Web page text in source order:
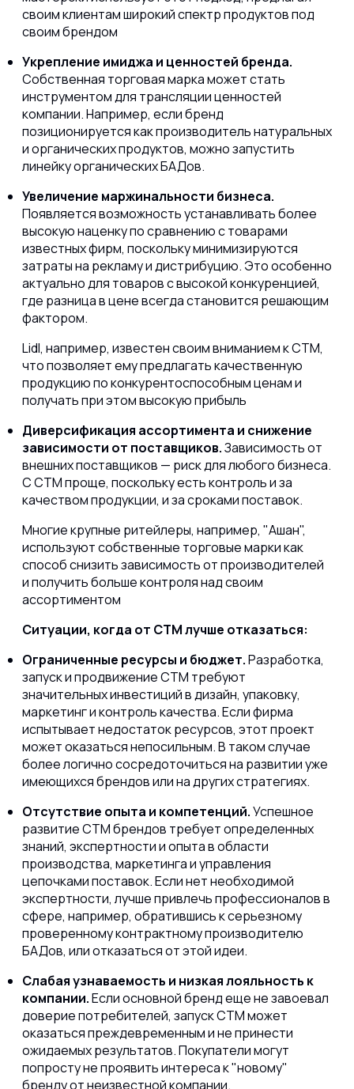
своим клиентам широкий спектр продуктов под
своим брендом
Укрепление имиджа и ценностей бренда.
Собственная торговая марка может стать
инструментом для трансляции ценностей
компании. Например, если бренд
позиционируется как производитель натуральных
и органических продуктов, можно запустить
линейку органических БАДов.
Увеличение маржинальности бизнеса.
Появляется возможность устанавливать более
высокую наценку по сравнению с товарами
известных фирм, поскольку минимизируются
затраты на рекламу и дистрибуцию. Это особенно
актуально для товаров с высокой конкуренцией,
где разница в цене всегда становится решающим
фактором.
Lidl, например, известен своим вниманием к СТМ,
что позволяет ему предлагать качественную
продукцию по конкурентоспособным ценам и
получать при этом высокую прибыль
Диверсификация ассортимента и снижение
зависимости от поставщиков.Зависимость от
внешних поставщиков — риск для любого бизнеса.
С СТМ проще, поскольку есть контроль и за
качеством продукции, и за сроками поставок.
Многие крупные ритейлеры, например, "Ашан",
используют собственные торговые марки как
способ снизить зависимость от производителей
и получить больше контроля над своим
ассортиментом
Ситуации, когда от СТМ лучше отказаться:
Ограниченные ресурсы и бюджет.Разработка,
запуск и продвижение СТМ требуют
значительных инвестиций в дизайн, упаковку,
маркетинг и контроль качества. Если фирма
испытывает недостаток ресурсов, этот проект
может оказаться непосильным. В таком случае
более логично сосредоточиться на развитии уже
имеющихся брендов или на других стратегиях.
Отсутствие опыта и компетенций.Успешное
развитие СТМ брендов требует определенных
знаний, экспертности и опыта в области
производства, маркетинга и управления
цепочками поставок. Если нет необходимой
экспертности, лучше привлечь профессионалов в
сфере, например, обратившись к серьезному
проверенному контрактному производителю
БАДов, или отказаться от этой идеи.
Слабая узнаваемость и низкая лояльность к
компании.Если основной бренд еще не завоевал
доверие потребителей, запуск СТМ может
оказаться преждевременным и не принести
ожидаемых результатов. Покупатели могут
попросту не проявить интереса к "новому"
бренду от неизвестной компании.